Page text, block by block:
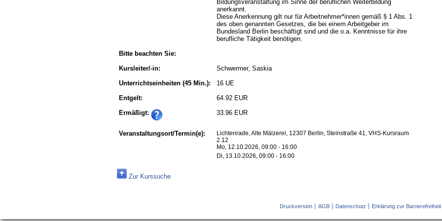
Bildungsveranstaltung im Sinne der beruflichen Weiterbildung
anerkannt.
Diese Anerkennung gilt nur für Arbeitnehmer*innen gemäß § 1 Abs. 1
des oben genannten Gesetzes, die bei einem Arbeitgeber im
Bundesland Berlin beschäftigt sind und die o.a. Kenntnisse für ihre
berufliche Tätigkeit benötigen.
Bitte beachten Sie:
Kursleiter/-in:
Schwermer, Saskia
Unterrichtseinheiten (45 Min.):
16 UE
Entgelt:
64.92 EUR
Ermäßigt:
33.96 EUR
Veranstaltungsort/Termin(e):
Lichtenrade, Alte Mälzerei, 12307 Berlin, Steinstraße 41, VHS-Kursraum
2.12
Mo, 12.10.2026, 09:00 - 16:00
Di, 13.10.2026, 09:00 - 16:00
Zur Kurssuche
Druckversion AGB Datenschutz Erklärung zur Barrierefreiheit